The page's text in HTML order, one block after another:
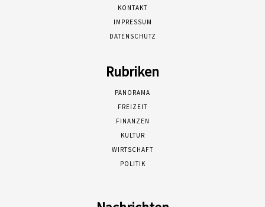
KONTAKT
IMPRESSUM
DATENSCHUTZ
Rubriken
PANORAMA
FREIZEIT
FINANZEN
KULTUR
WIRTSCHAFT
POLITIK